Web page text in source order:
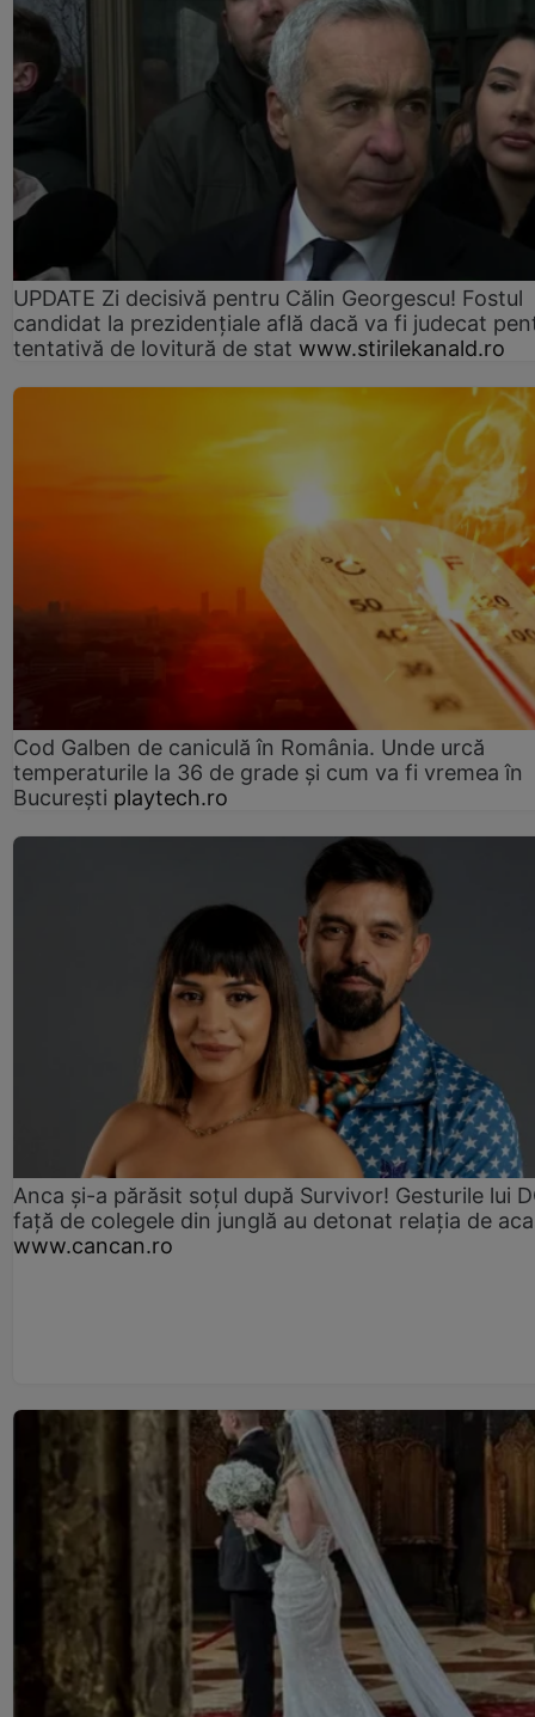
UPDATE Zi decisivă pentru Călin Georgescu! Fostul
candidat la prezidențiale află dacă va fi judecat
tentativă de lovitură de stat www.stirilekanald.ro
Cod Galben de caniculă în România. Unde urcă
temperaturile la 36 de grade și cum va fi vremea în
București playtech.ro
Anca și-a părăsit soțul după Survivor! Gesturile lui
față de colegele din junglă au detonat relația de
www.cancan.ro